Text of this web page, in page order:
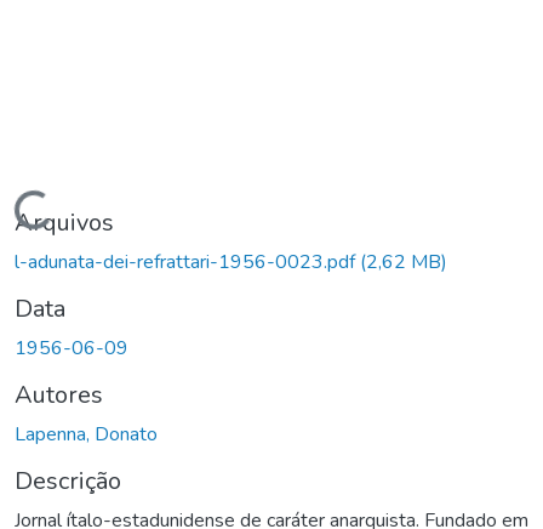
Carregando...
Arquivos
l-adunata-dei-refrattari-1956-0023.pdf(2,62 MB)
Data
1956-06-09
Autores
Lapenna, Donato
Descrição
Jornal ítalo-estadunidense de caráter anarquista. Fundado em